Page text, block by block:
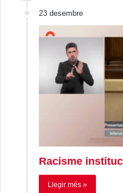
23 desembre
Racisme
Llegir més »